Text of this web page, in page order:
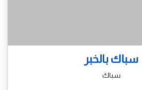
سباك بالخبر
سباك